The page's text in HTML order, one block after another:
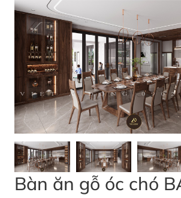
Bàn ăn gỗ óc chó